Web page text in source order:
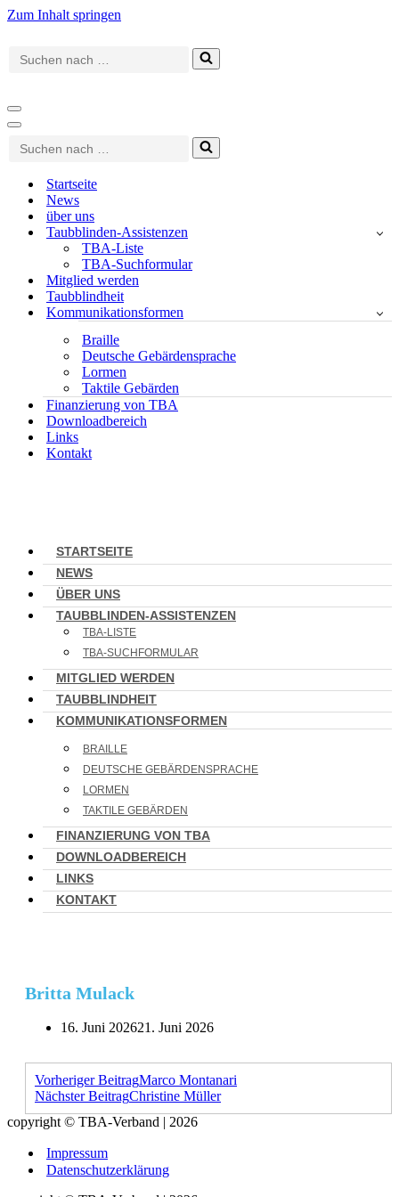
Zum Inhalt springen
Suchen
nach …
Navigationsmenü
Navigationsmenü
Suchen
nach …
Startseite
News
über uns
Taubblinden-Assistenzen
TBA-Liste
TBA-Suchformular
Mitglied werden
Taubblindheit
Kommunikationsformen
Braille
Deutsche Gebärdensprache
Lormen
Taktile Gebärden
Finanzierung von TBA
Downloadbereich
Links
Kontakt
STARTSEITE
NEWS
ÜBER UNS
TAUBBLINDEN-ASSISTENZEN
TBA-LISTE
TBA-SUCHFORMULAR
MITGLIED WERDEN
TAUBBLINDHEIT
KOMMUNIKATIONSFORMEN
BRAILLE
DEUTSCHE GEBÄRDENSPRACHE
LORMEN
TAKTILE GEBÄRDEN
FINANZIERUNG VON TBA
DOWNLOADBEREICH
LINKS
KONTAKT
Britta Mulack
16. Juni 202621. Juni 2026
Vorheriger BeitragMarco Montanari
Nächster BeitragChristine Müller
copyright © TBA-Verband | 2026
Impressum
Datenschutzerklärung